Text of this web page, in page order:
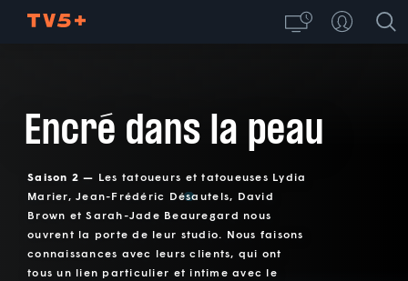
Encré dans la peau
Saison 2 — Les tatoueurs et tatoueuses Lydia
Marier, Jean-Frédéric Désautels, David
Brown et Sarah-Jade Beauregard nous
ouvrent la porte de leur studio. Nous faisons
connaissances avec leurs clients, qui ont
tous un lien particulier et intime avec le